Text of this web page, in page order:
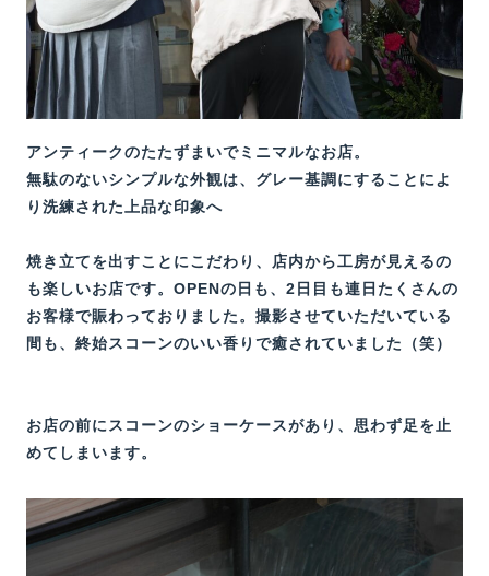
アンティークのたたずまいでミニマルなお店。
無駄のないシンプルな外観は、グレー基調にすることによ
り洗練された上品な印象へ
焼き立てを出すことにこだわり、店内から工房が見えるの
も楽しいお店です。OPENの日も、2日目も連日たくさんの
お客様で賑わっておりました。撮影させていただいている
間も、終始スコーンのいい香りで癒されていました（笑）
お店の前にスコーンのショーケースがあり、思わず足を止
めてしまいます。